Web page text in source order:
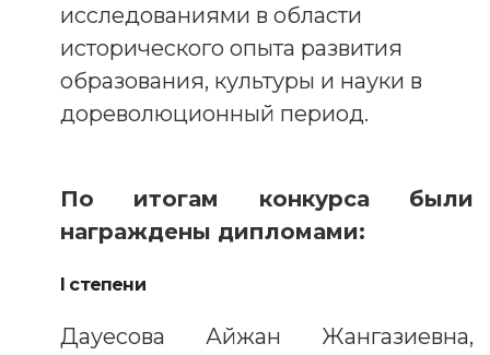
исследованиями в области
исторического опыта развития
образования, культуры и науки в
дореволюционный период.
По итогам конкурса были
награждены дипломами:
I степени
Дауесова Айжан Жангазиевна,